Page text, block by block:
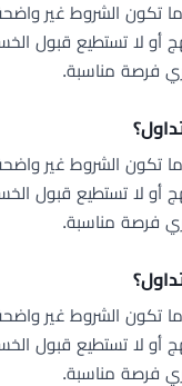
تكون الشروط غير
أو لا تستطيع قبول
فرصة مناسبة.
تكون الشروط غير
أو لا تستطيع قبول
فرصة مناسبة.
تكون الشروط غير
أو لا تستطيع قبول
فرصة مناسبة.